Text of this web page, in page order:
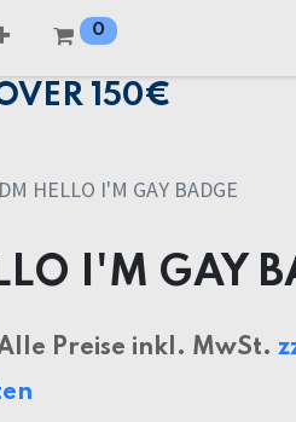
0
150€
DM HELLO I'M GAY BADGE
I'M GAY
Preise inkl. MwSt.